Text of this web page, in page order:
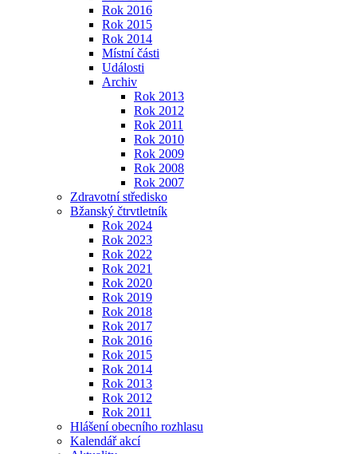
Rok 2016
Rok 2015
Rok 2014
Místní části
Události
Archiv
Rok 2013
Rok 2012
Rok 2011
Rok 2010
Rok 2009
Rok 2008
Rok 2007
Zdravotní středisko
Bžanský čtrvtletník
Rok 2024
Rok 2023
Rok 2022
Rok 2021
Rok 2020
Rok 2019
Rok 2018
Rok 2017
Rok 2016
Rok 2015
Rok 2014
Rok 2013
Rok 2012
Rok 2011
Hlášení obecního rozhlasu
Kalendář akcí